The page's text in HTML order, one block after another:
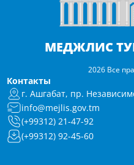
МЕДЖЛИС
2026 Все
Контакты
г. Ашгабат, пр.
info@mejlis.gov.tm
(+99312) 21-47-92
(+99312) 92-45-60